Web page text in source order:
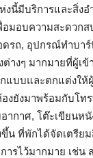
นี้มีบริการและสิ่งอ
มอบความสะดวกส
ดรถ, อุปกรณ์ทำบา
างๆ มากมายที่ผู้เ
แบบและตกแต่งให้
งยังมาพร้อมกับโท
ากาศ, โต๊ะเขียนห
น ที่พักได้จัดเตรีย
รไว้มากมาย เช่น